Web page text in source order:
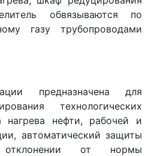
обвязываются по
газу трубопроводами
предназначена для
технологических
нагрева нефти, рабочей и
автоматический защиты
отклонении от нормы